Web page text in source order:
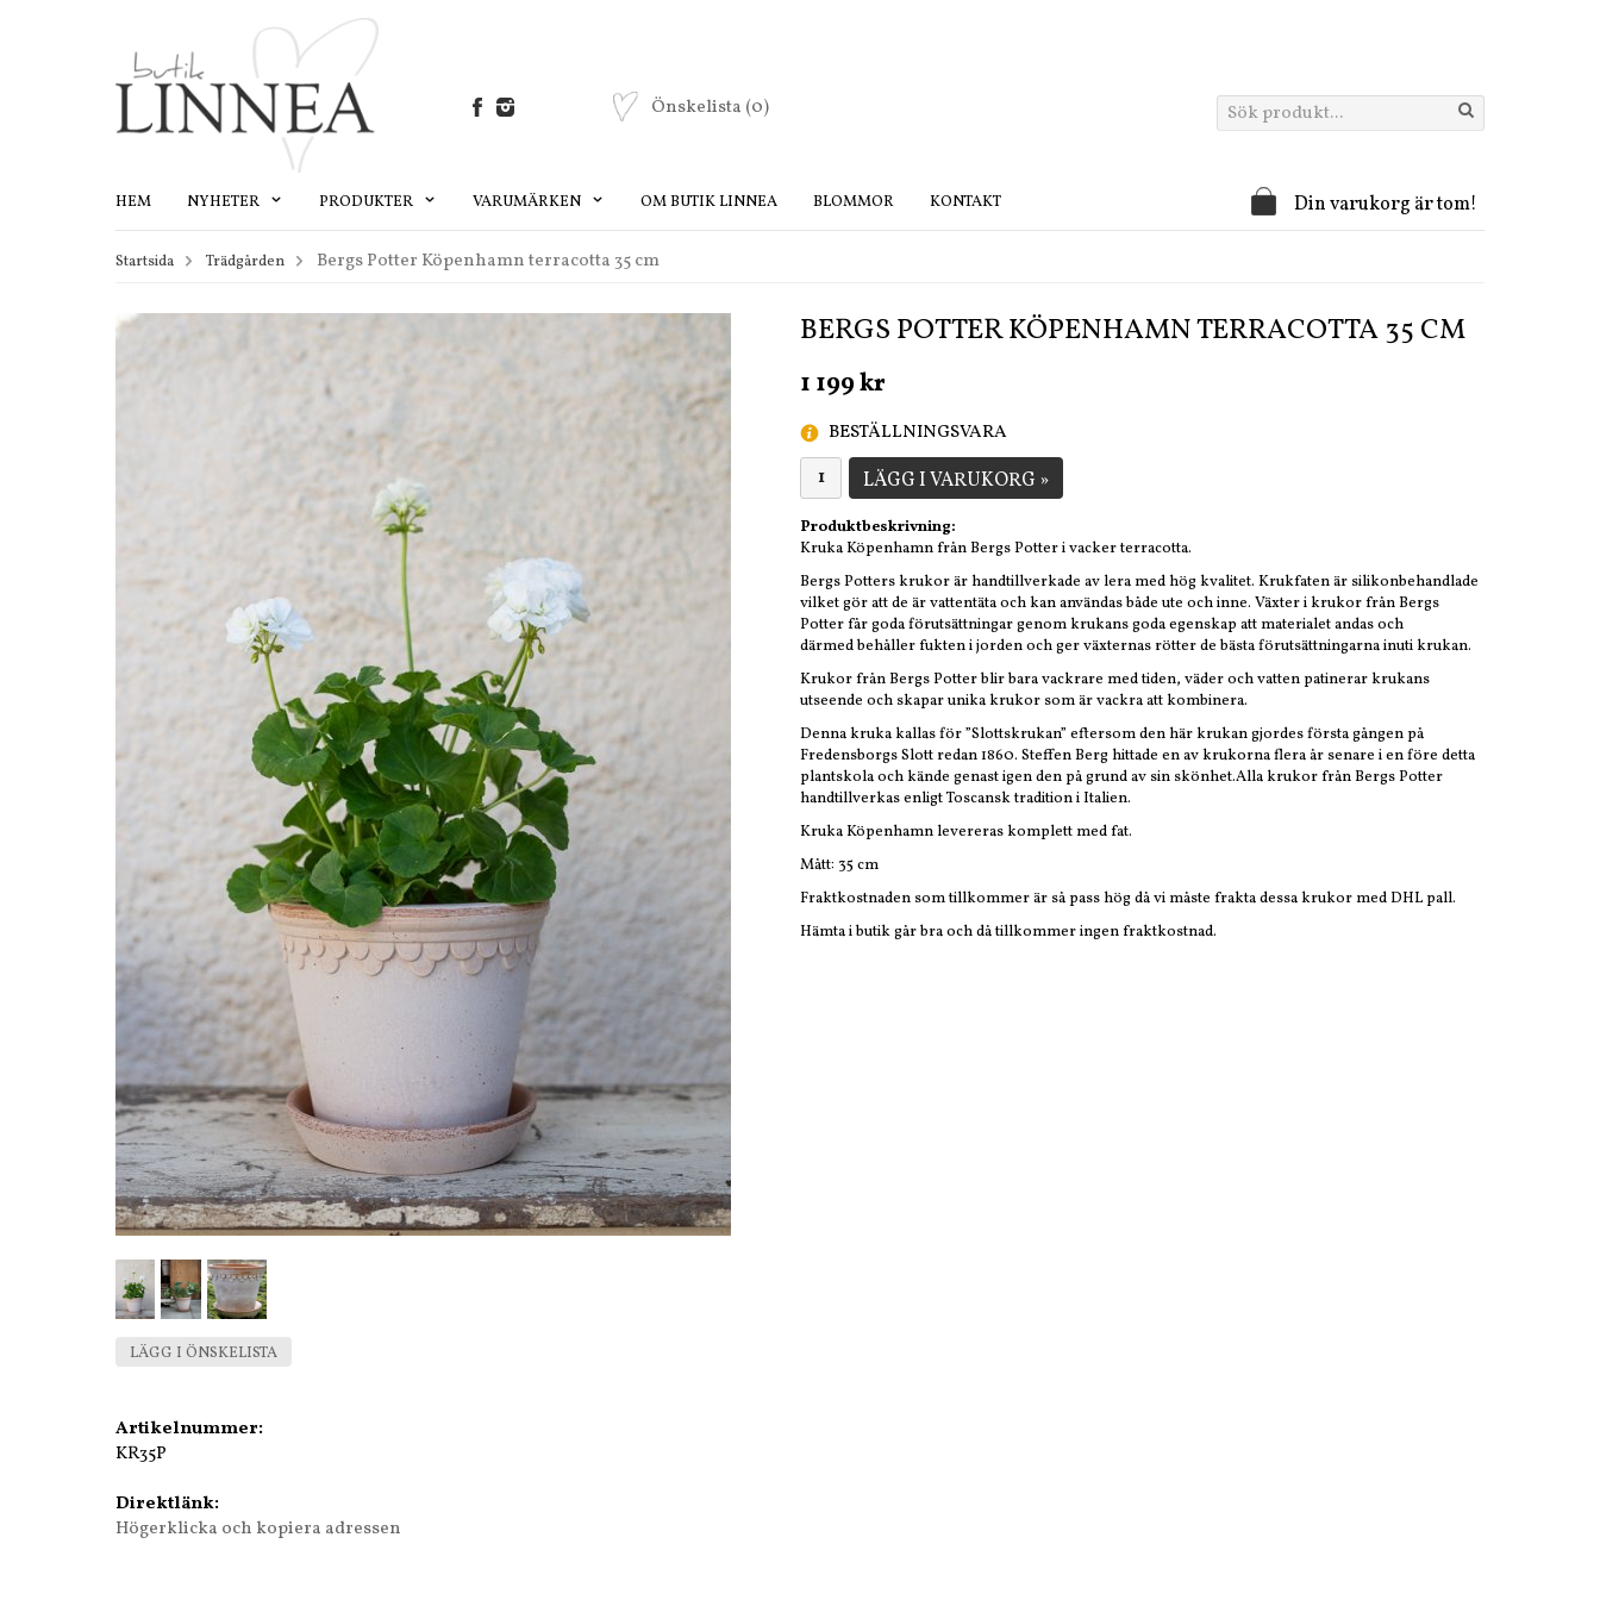
Önskelista (0)
HEM NYHETER PRODUKTER VARUMÄRKEN OM BUTIK LINNEA BLOMMOR KONTAKT Din varukorg är tom!
Startsida Trädgården Bergs Potter Köpenhamn terracotta 35 cm
BERGS POTTER KÖPENHAMN TERRACOTTA 35 CM
1 199 kr
BESTÄLLNINGSVARA
LÄGG I VARUKORG »
Produktbeskrivning:
Kruka Köpenhamn från Bergs Potter i vacker terracotta.
Bergs Potters krukor är handtillverkade av lera med hög kvalitet. Krukfaten är silikonbehandlade
vilket gör att de är vattentäta och kan användas både ute och inne. Växter i krukor från Bergs
Potter får goda förutsättningar genom krukans goda egenskap att materialet andas och
därmed behåller fukten i jorden och ger växternas rötter de bästa förutsättningarna inuti krukan.
Krukor från Bergs Potter blir bara vackrare med tiden, väder och vatten patinerar krukans
utseende och skapar unika krukor som är vackra att kombinera.
Denna kruka kallas för ”Slottskrukan” eftersom den här krukan gjordes första gången på
Fredensborgs Slott redan 1860. Steffen Berg hittade en av krukorna flera år senare i en före detta
plantskola och kände genast igen den på grund av sin skönhet.Alla krukor från Bergs Potter
handtillverkas enligt Toscansk tradition i Italien.
Kruka Köpenhamn levereras komplett med fat.
Mått: 35 cm
Fraktkostnaden som tillkommer är så pass hög då vi måste frakta dessa krukor med DHL pall.
Hämta i butik går bra och då tillkommer ingen fraktkostnad.
LÄGG I ÖNSKELISTA
Artikelnummer:
KR35P
Direktlänk:
Högerklicka och kopiera adressen